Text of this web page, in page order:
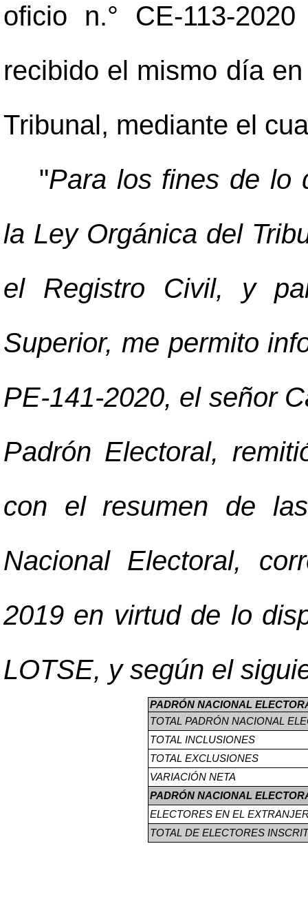
oficio n.° CE-113-
recibido el mismo día
Tribunal, mediante el
"Para los fines de lo
la Ley Orgánica del
el Registro Civil, y
Superior, me permito
PE-141-2020, el señor
Padrón Electoral,
con el resumen de
Nacional Electoral,
2019 en virtud de lo
LOTSE, y según el
PADRÓN NACIONAL
TOTAL PADRÓN NACIONAL
TOTAL INCLUSIONES
TOTAL EXCLUSIONES
VARIACIÓN NETA
PADRÓN NACIONAL
ELECTORES EN EL
TOTAL DE ELECTORES